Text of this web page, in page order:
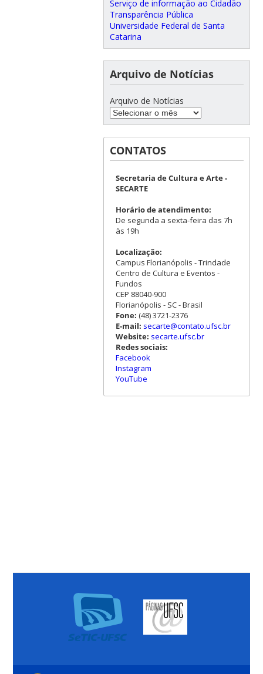
Serviço de informação ao Cidadão
Transparência Pública
Universidade Federal de Santa
Catarina
Arquivo de Notícias
Arquivo de Notícias
CONTATOS
Secretaria de Cultura e Arte -
SECARTE
Horário de atendimento:
De segunda a sexta-feira das 7h
às 19h
Localização:
Campus Florianópolis - Trindade
Centro de Cultura e Eventos -
Fundos
CEP 88040-900
Florianópolis - SC - Brasil
Fone: (48) 3721-2376
E-mail: secarte@contato.ufsc.br
Website: secarte.ufsc.br
Redes sociais:
Facebook
Instagram
YouTube